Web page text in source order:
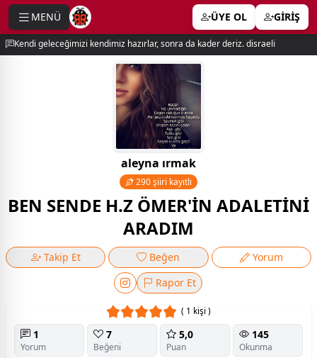
MENÜ ÜYE OL GİRİŞ
Kendi geleceğimizi kendimiz hazırlar, sonra da kader deriz. disraeli
aleyna ırmak
290 şiiri kayıtlı
BEN SENDE H.Z ÖMER'İN ADALETİNİ
ARADIM
Takip Et Beğen
Yorum
Rapor Et
( 1 kişi )
1
Yorum
7
Beğeni
5,0
Puan
145
Okunma
menu